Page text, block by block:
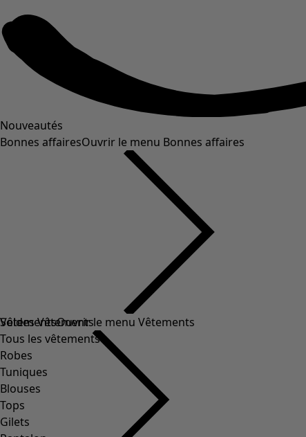
Nouveautés
Bonnes affairesOuvrir le menu Bonnes affaires
Soldes Vêtements
Tous les vêtements
Robes
Tuniques
Blouses
Tops
Gilets
VêtementsOuvrir le menu Vêtements